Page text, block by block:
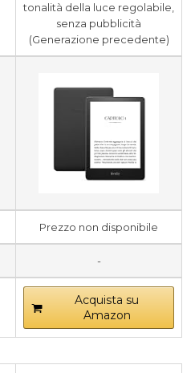
tonalità della luce regolabile,
senza pubblicità
(Generazione precedente)
Prezzo non disponibile
-
Acquista su
Amazon